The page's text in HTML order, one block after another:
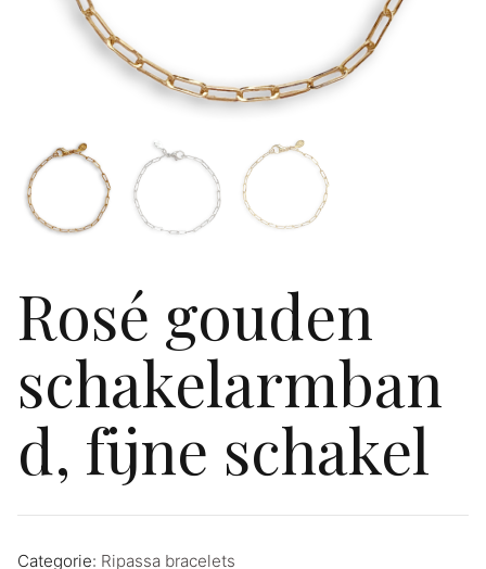
Rosé gouden
schakelarmban
d, fijne schakel
Categorie: Ripassa bracelets